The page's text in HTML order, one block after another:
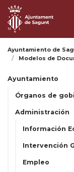
Ayuntamiento de
Modelos de
Ayuntamiento
Órganos de
Administración
Información
Intervención
Empleo